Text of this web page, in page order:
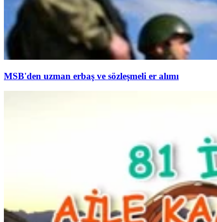
MSB'den uzman erbaş ve sözleşmeli er alımı